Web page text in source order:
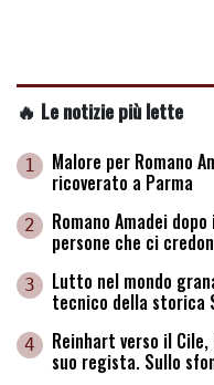
🔥 Le notizie più lette
1 Malore per Romano
ricoverato a Parma
2 Romano Amadei
persone che ci
3 Lutto nel mondo
tecnico della storica
4 Reinhart verso il
suo regista. Sullo